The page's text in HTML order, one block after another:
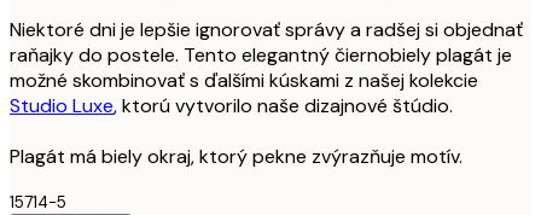
Niektoré dni je lepšie ignorovať správy a radšej si objednať
raňajky do postele. Tento elegantný čiernobiely plagát je
možné skombinovať s ďalšími kúskami z našej kolekcie
Studio Luxe, ktorú vytvorilo naše dizajnové štúdio.
Plagát má biely okraj, ktorý pekne zvýrazňuje motív.
15714-5